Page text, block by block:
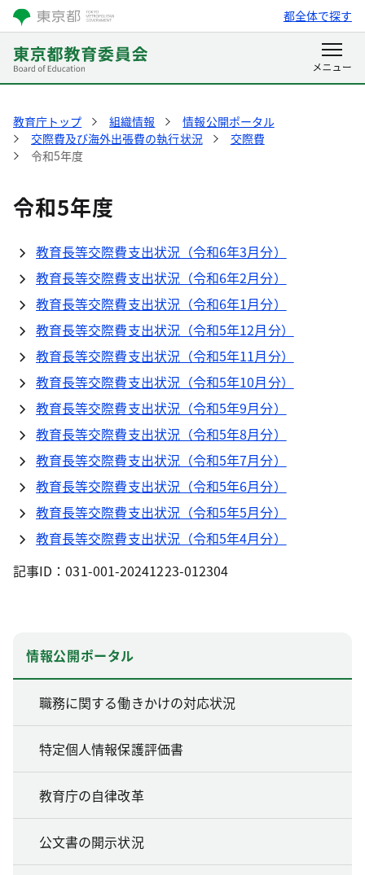
都全体で探す
教育庁トップ 組織情報
情報公開ポータル
交際費及び海外出張費の執行状況
交際費
令和5年度
令和5年度
教育長等交際費支出状況（令和6年3月分）
教育長等交際費支出状況（令和6年2月分）
教育長等交際費支出状況（令和6年1月分）
教育長等交際費支出状況（令和5年12月分）
教育長等交際費支出状況（令和5年11月分）
教育長等交際費支出状況（令和5年10月分）
教育長等交際費支出状況（令和5年9月分）
教育長等交際費支出状況（令和5年8月分）
教育長等交際費支出状況（令和5年7月分）
教育長等交際費支出状況（令和5年6月分）
教育長等交際費支出状況（令和5年5月分）
教育長等交際費支出状況（令和5年4月分）
記事ID：031-001-20241223-012304
情報公開ポータル
職務に関する働きかけの対応状況
特定個人情報保護評価書
教育庁の自律改革
公文書の開示状況